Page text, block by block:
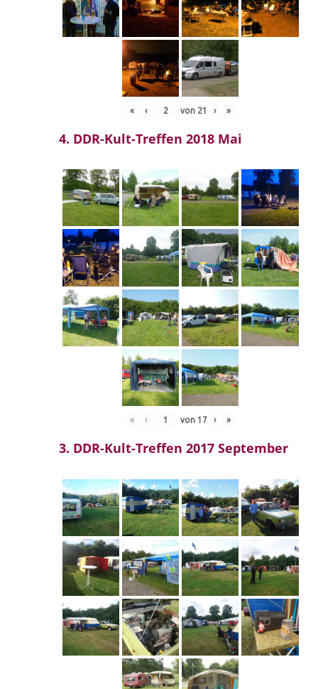
« ‹ von 21 › »
4. DDR-Kult-Treffen 2018 Mai
« ‹ von 17 › »
3. DDR-Kult-Treffen 2017 September